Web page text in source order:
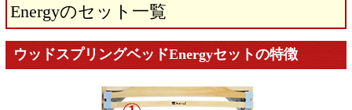
Energyのセット一覧
ウッドスプリングベッドEnergyセットの特徴